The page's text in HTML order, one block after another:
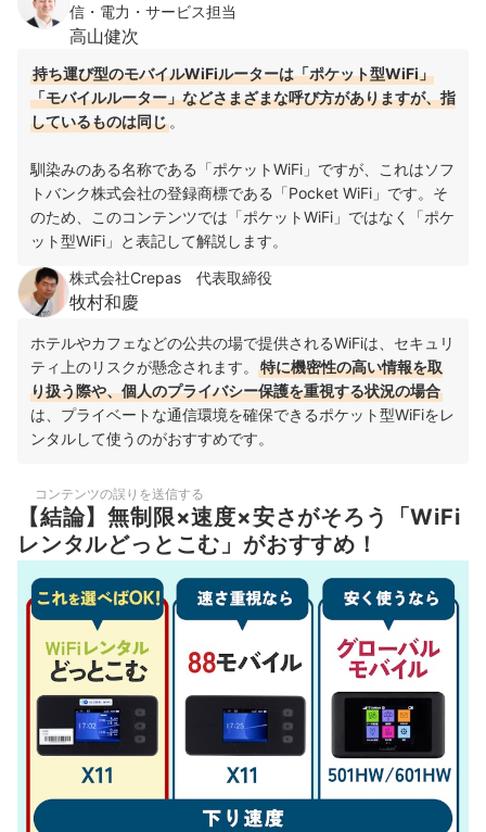
信・電力・サービス担当
高山健次
持ち運び型のモバイルWiFiルーターは「ポケット型WiFi」
「モバイルルーター」などさまざまな呼び方がありますが、指
しているものは同じ 。
馴染みのある名称である「ポケットWiFi」ですが、これはソフ
トバンク株式会社の登録商標である「Pocket WiFi」です。そ
のため、このコンテンツでは「ポケットWiFi」ではなく「ポケ
ット型WiFi」と表記して解説します。
株式会社Crepas 代表取締役
牧村和慶
ホテルやカフェなどの公共の場で提供されるWiFiは、セキュリ
ティ上のリスクが懸念されます。
特に機密性の高い情報を取
り扱う際や、個人のプライバシー保護を重視する状況の場合
は、プライベートな通信環境を確保できるポケット型WiFiをレ
ンタルして使うのがおすすめです。
コンテンツの誤りを送信する
【結論】無制限×速度×安さがそろう「WiFi
レンタルどっとこむ」がおすすめ！